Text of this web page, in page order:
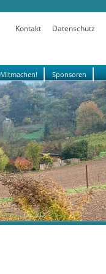
Kontakt Datenschutz
Mitmachen! Sponsoren